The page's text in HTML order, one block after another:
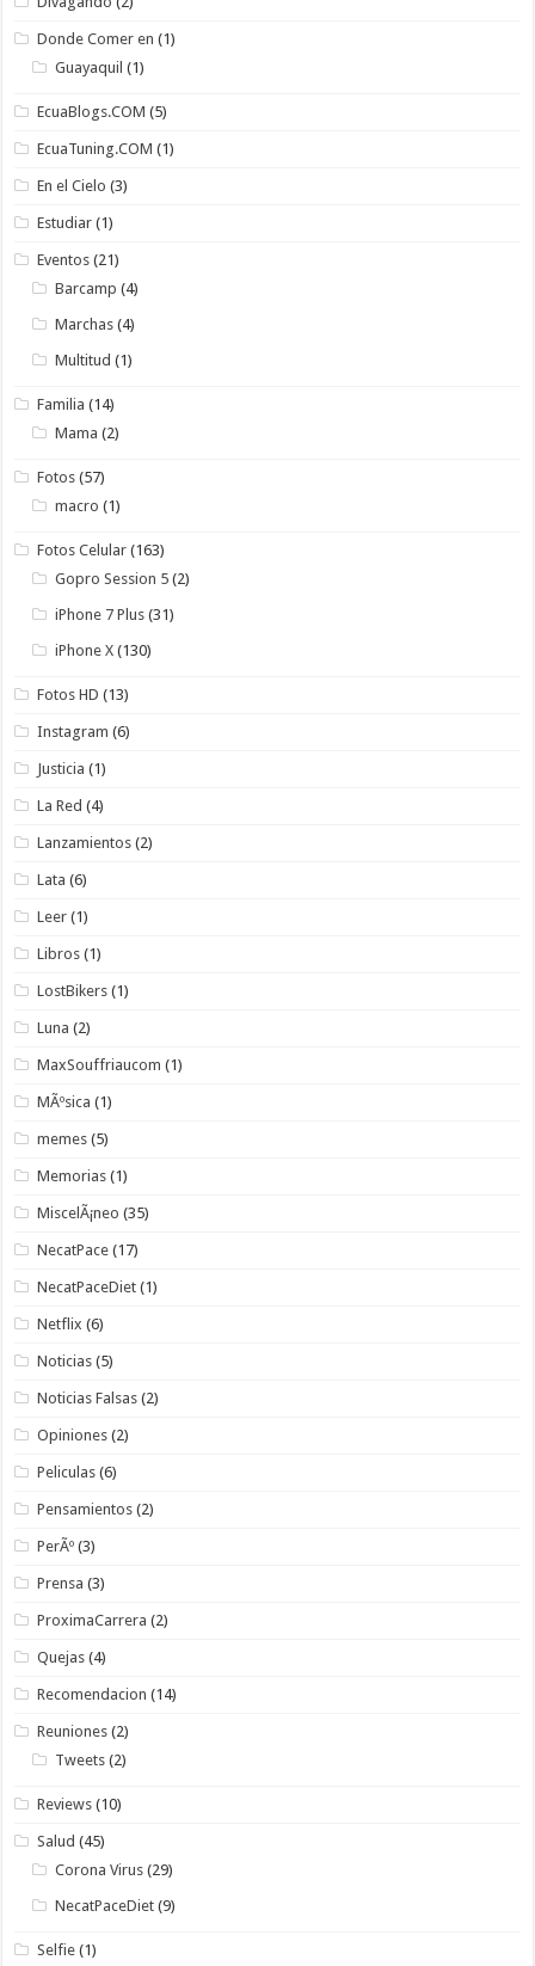
Donde Comer en (1)
Guayaquil (1)
EcuaBlogs.COM (5)
EcuaTuning.COM (1)
En el Cielo (3)
Estudiar (1)
Eventos (21)
Barcamp (4)
Marchas (4)
Multitud (1)
Familia (14)
Mama (2)
Fotos (57)
macro (1)
Fotos Celular (163)
Gopro Session 5 (2)
iPhone 7 Plus (31)
iPhone X (130)
Fotos HD (13)
Instagram (6)
Justicia (1)
La Red (4)
Lanzamientos (2)
Lata (6)
Leer (1)
Libros (1)
LostBikers (1)
Luna (2)
MaxSouffriaucom (1)
MÃºsica (1)
memes (5)
Memorias (1)
MiscelÃ¡neo (35)
NecatPace (17)
NecatPaceDiet (1)
Netflix (6)
Noticias (5)
Noticias Falsas (2)
Opiniones (2)
Peliculas (6)
Pensamientos (2)
PerÃº (3)
Prensa (3)
ProximaCarrera (2)
Quejas (4)
Recomendacion (14)
Reuniones (2)
Tweets (2)
Reviews (10)
Salud (45)
Corona Virus (29)
NecatPaceDiet (9)
Selfie (1)